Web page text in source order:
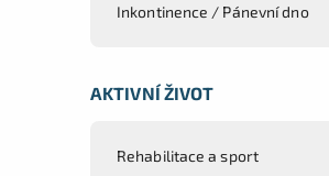
Inkontinence / Pánevní dno
AKTIVNÍ ŽIVOT
Rehabilitace a sport